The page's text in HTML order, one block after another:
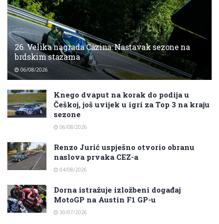
26. Velika nagrada Cazina: Nastavak sezone na
brdskim stazama
06/08/2026
Knego dvaput na korak do podija u
Češkoj, još uvijek u igri za Top 3 na kraju
sezone
06/08/2026
Renzo Jurić uspješno otvorio obranu
naslova prvaka CEZ-a
04/08/2026
Dorna istražuje izložbeni događaj
MotoGP na Austin F1 GP-u
30/07/2026